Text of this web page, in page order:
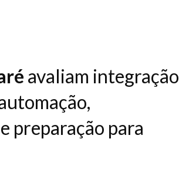
avaliam integração
preparação para